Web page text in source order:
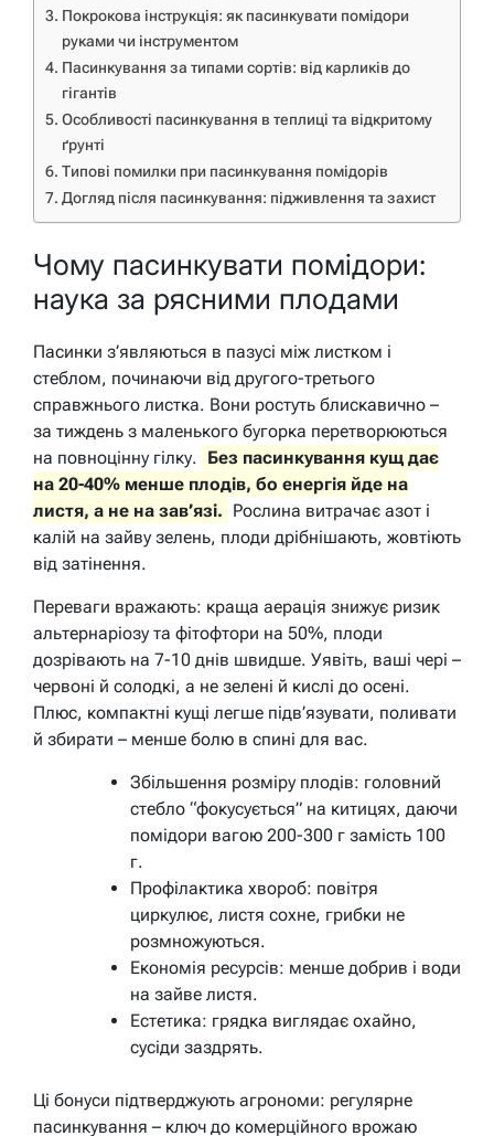
Покрокова інструкція: як пасинкувати помідори
руками чи інструментом
Пасинкування за типами сортів: від карликів до
гігантів
Особливості пасинкування в теплиці та відкритому
ґрунті
Типові помилки при пасинкування помідорів
Догляд після пасинкування: підживлення та захист
Чому пасинкувати помідори:
наука за рясними плодами
Пасинки з’являються в пазусі між листком і
стеблом, починаючи від другого-третього
справжнього листка. Вони ростуть блискавично –
за тиждень з маленького бугорка перетворюються
на повноцінну гілку. Без пасинкування кущ дає
на 20-40% менше плодів, бо енергія йде на
листя, а не на зав’язі. Рослина витрачає азот і
калій на зайву зелень, плоди дрібнішають, жовтіють
від затінення.
Переваги вражають: краща аерація знижує ризик
альтернаріозу та фітофтори на 50%, плоди
дозрівають на 7-10 днів швидше. Уявіть, ваші чері –
червоні й солодкі, а не зелені й кислі до осені.
Плюс, компактні кущі легше підв’язувати, поливати
й збирати – менше болю в спині для вас.
Збільшення розміру плодів: головний
стебло “фокусується” на китицях, даючи
помідори вагою 200-300 г замість 100
г.
Профілактика хвороб: повітря
циркулює, листя сохне, грибки не
розмножуються.
Економія ресурсів: менше добрив і води
на зайве листя.
Естетика: грядка виглядає охайно,
сусіди заздрять.
Ці бонуси підтверджують агрономи: регулярне
пасинкування – ключ до комерційного врожаю